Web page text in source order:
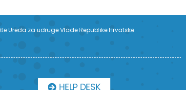
Ureda za udruge Vlade Republike Hrvatske.
HELP DESK